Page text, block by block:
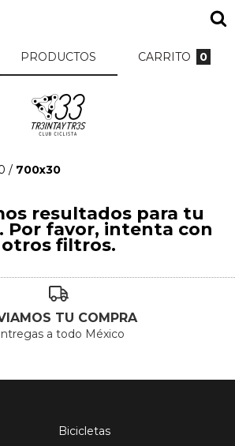
PRODUCTOS CARRITO 0
/ 700x30
resultados para tu
Por favor, intenta con
otros filtros.
TU COMPRA
a todo México
Bicicletas